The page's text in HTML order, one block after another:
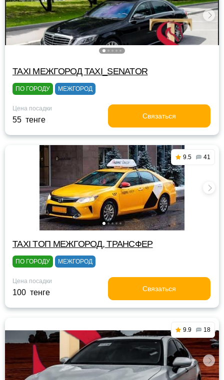
TAXI МЕЖГОРОД TAXI_SENATOR
ПО ГОРОДУ МЕЖГОРОД
Цена посадки
55 тенге Связаться
9.5 41
TAXI TOП МЕЖГОРОД, ТРАНСФЕР
ПО ГОРОДУ МЕЖГОРОД
Цена посадки
100 тенге Связаться
9.9 18